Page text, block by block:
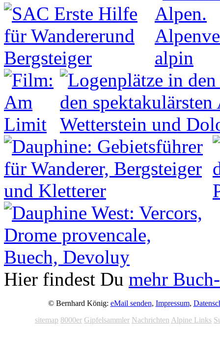
Hier findest Du mehr
© Bernhard König: eMail senden, Impressum,
sitemap 8000er Gipfelsammler Nachrichten Alpine Links